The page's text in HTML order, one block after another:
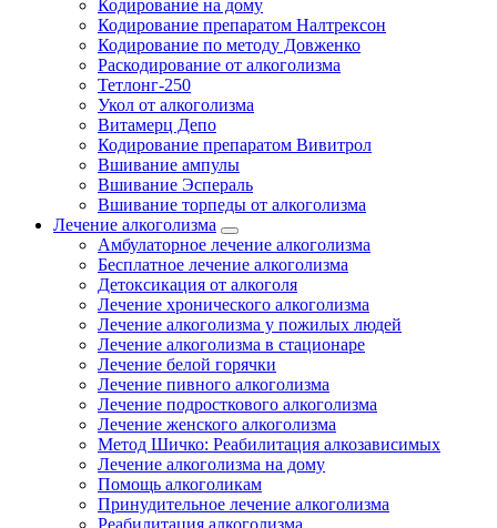
Кодирование на дому
Кодирование препаратом Налтрексон
Кодирование по методу Довженко
Раскодирование от алкоголизма
Тетлонг-250
Укол от алкоголизма
Витамерц Депо
Кодирование препаратом Вивитрол
Вшивание ампулы
Вшивание Эспераль
Вшивание торпеды от алкоголизма
Лечение алкоголизма
Амбулаторное лечение алкоголизма
Бесплатное лечение алкоголизма
Детоксикация от алкоголя
Лечение хронического алкоголизма
Лечение алкоголизма у пожилых людей
Лечение алкоголизма в стационаре
Лечение белой горячки
Лечение пивного алкоголизма
Лечение подросткового алкоголизма
Лечение женского алкоголизма
Метод Шичко: Реабилитация алкозависимых
Лечение алкоголизма на дому
Помощь алкоголикам
Принудительное лечение алкоголизма
Реабилитация алкоголизма